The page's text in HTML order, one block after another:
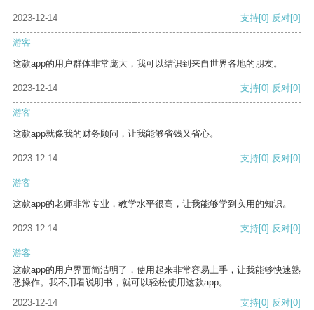
2023-12-14 支持[0] 反对[0]
游客
这款app的用户群体非常庞大，我可以结识到来自世界各地的朋友。
2023-12-14 支持[0] 反对[0]
游客
这款app就像我的财务顾问，让我能够省钱又省心。
2023-12-14 支持[0] 反对[0]
游客
这款app的老师非常专业，教学水平很高，让我能够学到实用的知识。
2023-12-14 支持[0] 反对[0]
游客
这款app的用户界面简洁明了，使用起来非常容易上手，让我能够快速熟
悉操作。我不用看说明书，就可以轻松使用这款app。
2023-12-14
支持[0] 反对[0]